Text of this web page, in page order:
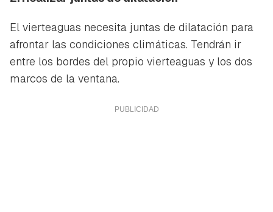
El vierteaguas necesita juntas de dilatación para
afrontar las condiciones climáticas. Tendrán ir
entre los bordes del propio vierteaguas y los dos
marcos de la ventana.